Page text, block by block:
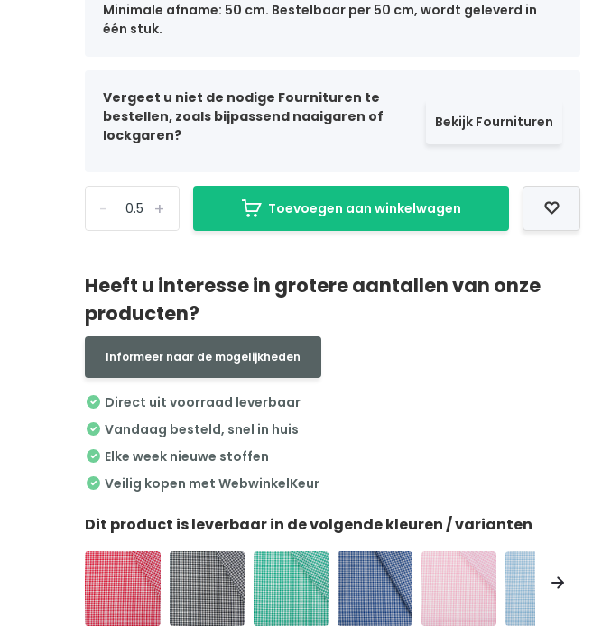
Minimale afname: 50 cm. Bestelbaar per 50 cm, wordt geleverd in
één stuk.
Vergeet u niet de nodige Fournituren te
bestellen, zoals bijpassend naaigaren of
lockgaren?
Bekijk Fournituren
+
- Toevoegen aan winkelwagen
Heeft u interesse in grotere aantallen van onze
producten?
Informeer naar de mogelijkheden
Direct uit voorraad leverbaar
Vandaag besteld, snel in huis
Elke week nieuwe stoffen
Veilig kopen met WebwinkelKeur
Dit product is leverbaar in de volgende kleuren / varianten